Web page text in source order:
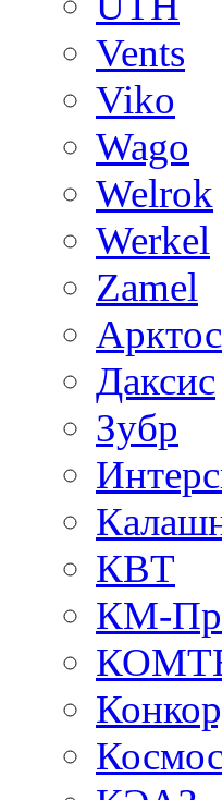
Vents
Viko
Wago
Welrok
Werkel
Zamel
Арктос
Даксис
Зубр
КВТ
КМ-